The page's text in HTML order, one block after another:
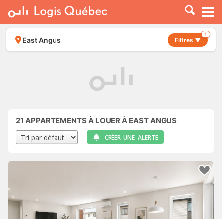
À LOUER
À VENDRE
PLACER UNE ANNONCE
East Angus Filtres ▼
1
21 APPARTEMENTS À LOUER À EAST ANGUS
CRÉER UNE ALERTE